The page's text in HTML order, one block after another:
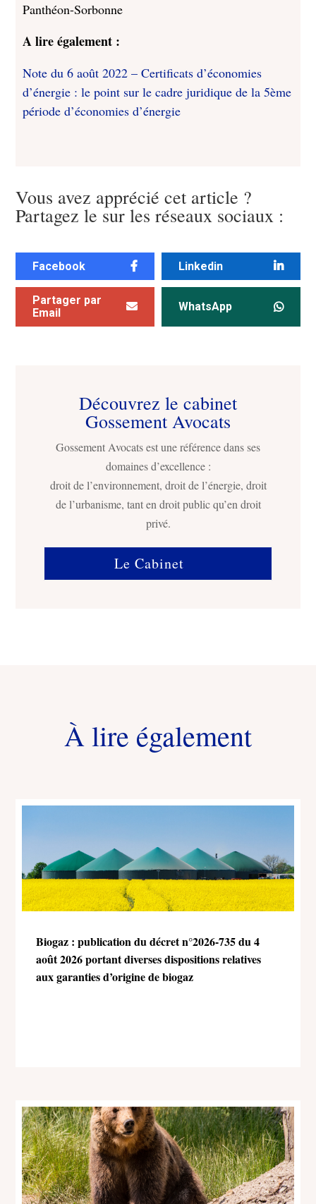
Panthéon-Sorbonne
A lire également :
Note du 6 août 2022 – Certificats d’économies
d’énergie : le point sur le cadre juridique de la 5ème
période d’économies d’énergie
Vous avez apprécié cet article ?
Partagez le sur les réseaux sociaux :
Facebook Linkedin
Partager par
Email
WhatsApp
Découvrez le cabinet
Gossement Avocats
Gossement Avocats est une référence dans ses
domaines d’excellence :
droit de l’environnement, droit de l’énergie, droit
de l’urbanisme, tant en droit public qu’en droit
privé.
Le Cabinet
À lire également
Biogaz : publication du décret n°2026-735 du 4
août 2026 portant diverses dispositions relatives
aux garanties d’origine de biogaz